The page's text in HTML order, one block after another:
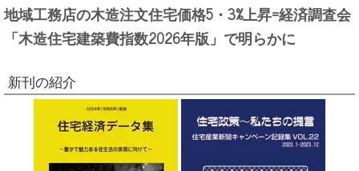
地域工務店の木造注文住宅価格5・3%上昇=経済調査会
「木造住宅建築費指数2026年版」で明らかに
新刊の紹介